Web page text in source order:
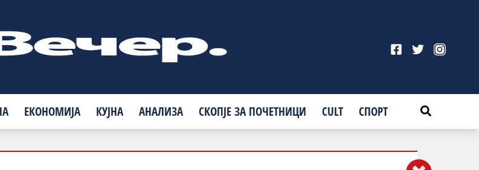
ЕКОНОМИЈА КУЈНА АНАЛИЗА СКОПЈЕ ЗА ПОЧЕТНИЦИ CULT СПОРТ